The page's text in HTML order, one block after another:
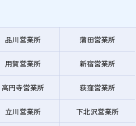
品川営業所 蒲田営業所
用賀営業所 新宿営業所
高円寺営業所 荻窪営業所
立川営業所 下北沢営業所